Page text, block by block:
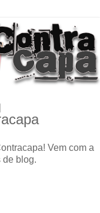
Vem com a
de blog.